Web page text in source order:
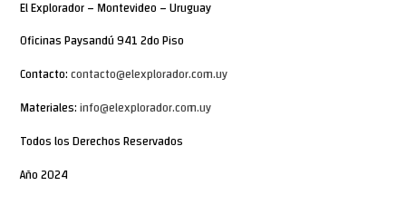
El Explorador – Montevideo – Uruguay
Oficinas Paysandú 941 2do Piso
Contacto:contacto@elexplorador.com.uy
Materiales:info@elexplorador.com.uy
Todos los Derechos Reservados
Año 2024